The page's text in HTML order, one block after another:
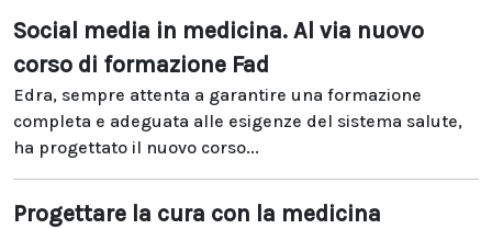
Social media in medicina. Al via nuovo
corso di formazione Fad
Edra, sempre attenta a garantire una formazione
completa e adeguata alle esigenze del sistema salute,
ha progettato il nuovo corso...
Progettare la cura con la medicina